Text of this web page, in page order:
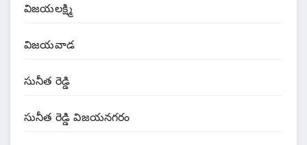
విజయలక్ష్మి
విజయవాడ
సునీత రెడ్డి
సునీత రెడ్డి విజయనగరం